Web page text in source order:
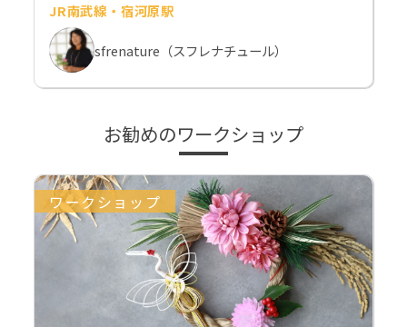
JR南武線・宿河原駅
sfrenature（スフレナチュール）
お勧めのワークショップ
ワークショップ